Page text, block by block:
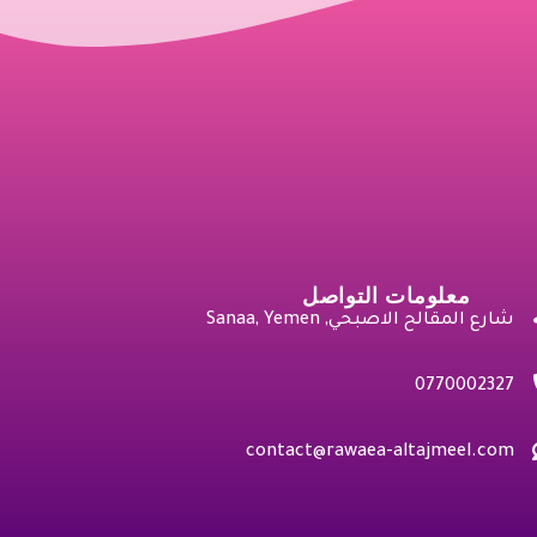
معلومات التواصل
شارع المقالح الاصبحي, Sanaa, Yemen
0770002327
contact@rawaea-altajmeel.com